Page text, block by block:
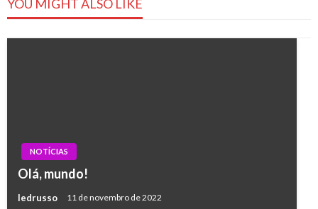
YOU MIGHT ALSO LIKE
NOTÍCIAS
Olá, mundo!
ledrusso 11 de novembro de 2022